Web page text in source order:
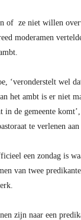
of ze niet willen
moderamen
‘veronderstelt wel
het ambt is er niet
de gemeente
te verlenen
een zondag is
van twee
zijn naar een